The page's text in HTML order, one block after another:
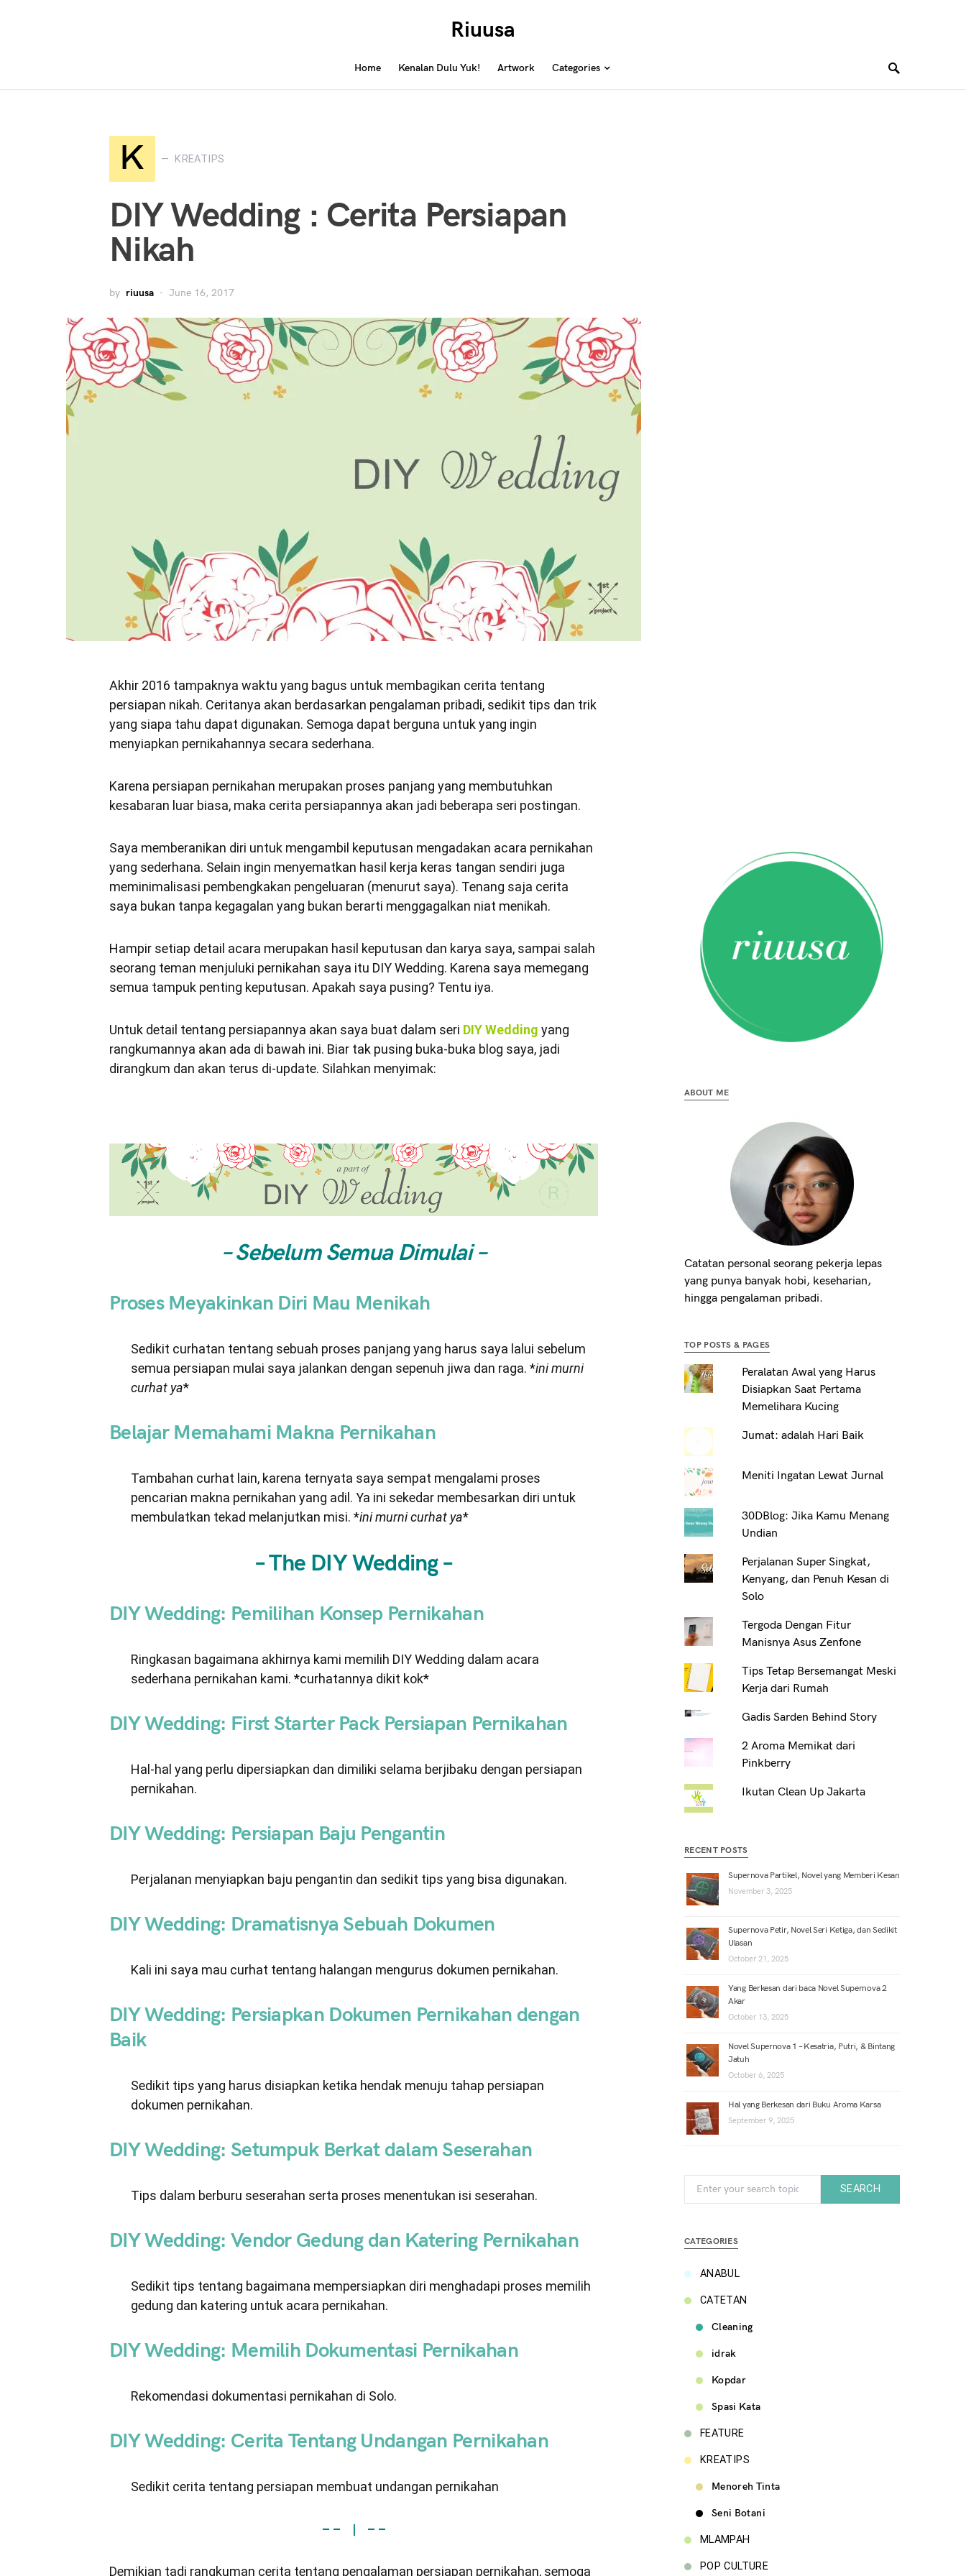
Riuusa
Home Kenalan Dulu Yuk! Artwork Categories
K KREATIPS
DIY Wedding : Cerita Persiapan
Nikah
by riuusa June 16, 2017
Akhir 2016 tampaknya waktu yang bagus untuk membagikan cerita tentang
persiapan nikah. Ceritanya akan berdasarkan pengalaman pribadi, sedikit tips dan trik
yang siapa tahu dapat digunakan. Semoga dapat berguna untuk yang ingin
menyiapkan pernikahannya secara sederhana.
Karena persiapan pernikahan merupakan proses panjang yang membutuhkan
kesabaran luar biasa, maka cerita persiapannya akan jadi beberapa seri postingan.
Saya memberanikan diri untuk mengambil keputusan mengadakan acara pernikahan
yang sederhana. Selain ingin menyematkan hasil kerja keras tangan sendiri juga
meminimalisasi pembengkakan pengeluaran (menurut saya). Tenang saja cerita
saya bukan tanpa kegagalan yang bukan berarti menggagalkan niat menikah.
Hampir setiap detail acara merupakan hasil keputusan dan karya saya, sampai salah
seorang teman menjuluki pernikahan saya itu DIY Wedding. Karena saya memegang
semua tampuk penting keputusan. Apakah saya pusing? Tentu iya.
Untuk detail tentang persiapannya akan saya buat dalam seri DIY Wedding yang
rangkumannya akan ada di bawah ini. Biar tak pusing buka-buka blog saya, jadi
dirangkum dan akan terus di-update. Silahkan menyimak:
– Sebelum Semua Dimulai –
Proses Meyakinkan Diri Mau Menikah
Sedikit curhatan tentang sebuah proses panjang yang harus saya lalui sebelum
semua persiapan mulai saya jalankan dengan sepenuh jiwa dan raga. *ini murni
curhat ya*
Belajar Memahami Makna Pernikahan
Tambahan curhat lain, karena ternyata saya sempat mengalami proses
pencarian makna pernikahan yang adil. Ya ini sekedar membesarkan diri untuk
membulatkan tekad melanjutkan misi. *ini murni curhat ya*
– The DIY Wedding –
DIY Wedding: Pemilihan Konsep Pernikahan
Ringkasan bagaimana akhirnya kami memilih DIY Wedding dalam acara
sederhana pernikahan kami. *curhatannya dikit kok*
DIY Wedding: First Starter Pack Persiapan Pernikahan
Hal-hal yang perlu dipersiapkan dan dimiliki selama berjibaku dengan persiapan
pernikahan.
DIY Wedding: Persiapan Baju Pengantin
Perjalanan menyiapkan baju pengantin dan sedikit tips yang bisa digunakan.
DIY Wedding: Dramatisnya Sebuah Dokumen
Kali ini saya mau curhat tentang halangan mengurus dokumen pernikahan.
DIY Wedding: Persiapkan Dokumen Pernikahan dengan
Baik
Sedikit tips yang harus disiapkan ketika hendak menuju tahap persiapan
dokumen pernikahan.
DIY Wedding: Setumpuk Berkat dalam Seserahan
Tips dalam berburu seserahan serta proses menentukan isi seserahan.
DIY Wedding: Vendor Gedung dan Katering Pernikahan
Sedikit tips tentang bagaimana mempersiapkan diri menghadapi proses memilih
gedung dan katering untuk acara pernikahan.
DIY Wedding: Memilih Dokumentasi Pernikahan
Rekomendasi dokumentasi pernikahan di Solo.
DIY Wedding: Cerita Tentang Undangan Pernikahan
Sedikit cerita tentang persiapan membuat undangan pernikahan
– – | – –
Demikian tadi rangkuman cerita tentang pengalaman persiapan pernikahan, semoga
ABOUT ME
Catatan personal seorang pekerja lepas
yang punya banyak hobi, keseharian,
hingga pengalaman pribadi.
TOP POSTS & PAGES
Peralatan Awal yang Harus
Disiapkan Saat Pertama
Memelihara Kucing
Jumat: adalah Hari Baik
Meniti Ingatan Lewat Jurnal
30DBlog: Jika Kamu Menang
Undian
Perjalanan Super Singkat,
Kenyang, dan Penuh Kesan di
Solo
Tergoda Dengan Fitur
Manisnya Asus Zenfone
Tips Tetap Bersemangat Meski
Kerja dari Rumah
Gadis Sarden Behind Story
2 Aroma Memikat dari
Pinkberry
Ikutan Clean Up Jakarta
RECENT POSTS
Supernova Partikel, Novel yang Memberi Kesan
November 3, 2025
Supernova Petir, Novel Seri Ketiga, dan Sedikit
Ulasan
October 21, 2025
Yang Berkesan dari baca Novel Supernova 2
Akar
October 13, 2025
Novel Supernova 1 – Kesatria, Putri, & Bintang
Jatuh
October 6, 2025
Hal yang Berkesan dari Buku Aroma Karsa
September 9, 2025
SEARCH
CATEGORIES
ANABUL
CATETAN
Cleaning
idrak
Kopdar
Spasi Kata
FEATURE
KREATIPS
Menoreh Tinta
Seni Botani
MLAMPAH
POP CULTURE